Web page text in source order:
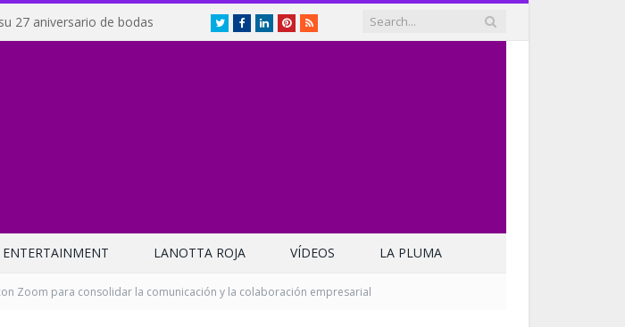
27 aniversario de bodas TwitterFacebookLinkedInPinterest
RSS
ENTERTAINMENT LANOTTA ROJA VÍDEOS LA PLUMA
Zoom para consolidar la comunicación y la colaboración empresarial